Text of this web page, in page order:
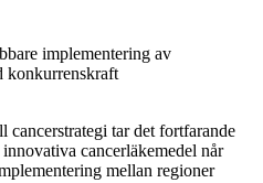
implementering av
konkurrenskraft
cancerstrategi tar det fortfarande
cancerläkemedel når
mellan regioner